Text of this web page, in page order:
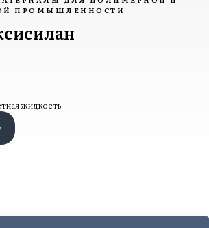
ПРОМЫШЛЕННОСТИ
жидкость